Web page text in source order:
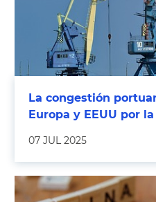
La congestión
Europa y EEUU por
07 JUL 2025